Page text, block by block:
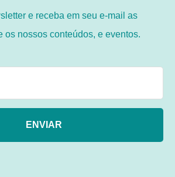
e receba em seu e-mail as
os nossos conteúdos, e eventos.
ENVIAR